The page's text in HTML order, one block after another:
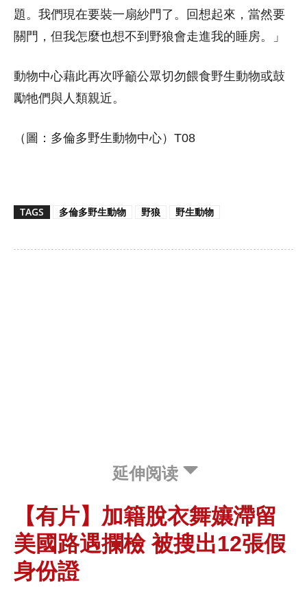
題。我們現在要裝一扇紗門了。回想起來，當然要
關門，但我怎麼也想不到野狼會走進我的睡房。」
動物中心藉此再次呼籲公眾切勿餵食野生動物或鼓
勵牠們與人類親近。
（圖：多倫多野生動物中心）T08
TAGS 多倫多野生動物 野狼 野生動物
延伸阅读
【有片】加籍脫衣舞孃滯留
美國路遇攔檢 被搜出12張假
身份證